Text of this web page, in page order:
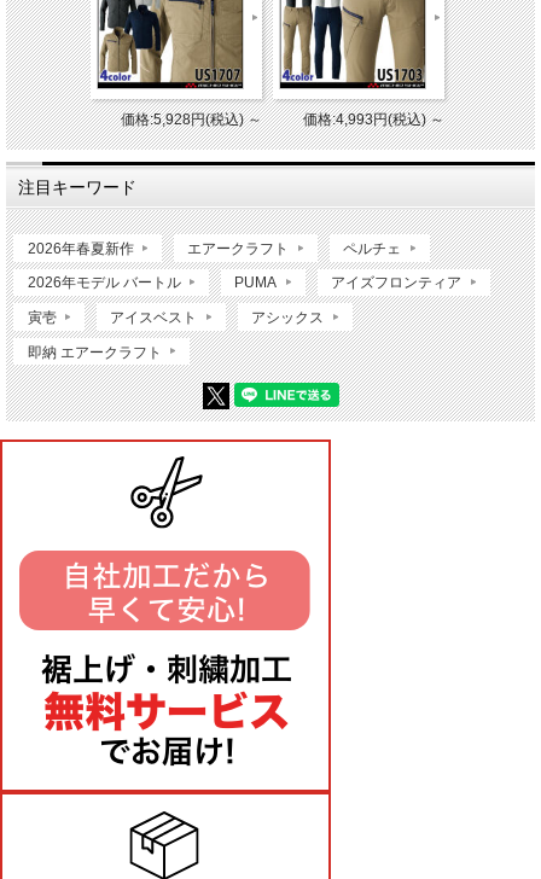
価格:5,928円(税込)～ 価格:4,993円(税込)～
注目キーワード
2026年春夏新作 エアークラフト ペルチェ
2026年モデル バートル PUMA アイズフロンティア
寅壱 アイスベスト アシックス
即納 エアークラフト